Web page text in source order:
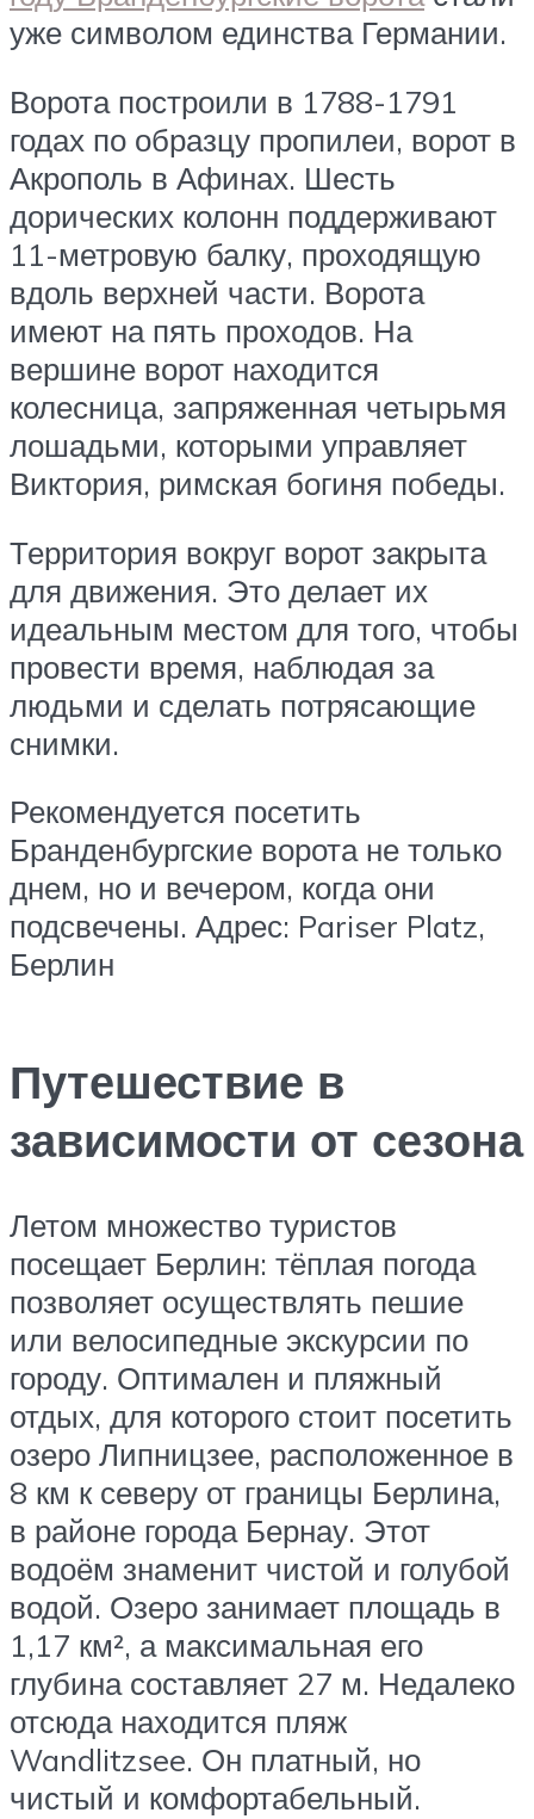
уже символом единства Германии.
Ворота построили в 1788-1791
годах по образцу пропилеи, ворот в
Акрополь в Афинах. Шесть
дорических колонн поддерживают
11-метровую балку, проходящую
вдоль верхней части. Ворота
имеют на пять проходов. На
вершине ворот находится
колесница, запряженная четырьмя
лошадьми, которыми управляет
Виктория, римская богиня победы.
Территория вокруг ворот закрыта
для движения. Это делает их
идеальным местом для того, чтобы
провести время, наблюдая за
людьми и сделать потрясающие
снимки.
Рекомендуется посетить
Бранденбургские ворота не только
днем, но и вечером, когда они
подсвечены. Адрес: Pariser Platz,
Берлин
Путешествие в
зависимости от сезона
Летом множество туристов
посещает Берлин: тёплая погода
позволяет осуществлять пешие
или велосипедные экскурсии по
городу. Оптимален и пляжный
отдых, для которого стоит посетить
озеро Липницзее, расположенное в
8 км к северу от границы Берлина,
в районе города Бернау. Этот
водоём знаменит чистой и голубой
водой. Озеро занимает площадь в
1,17 км², а максимальная его
глубина составляет 27 м. Недалеко
отсюда находится пляж
Wandlitzsee. Он платный, но
чистый и комфортабельный.